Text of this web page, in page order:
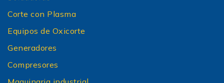
Corte con Plasma
Equipos de Oxicorte
Generadores
Compresores